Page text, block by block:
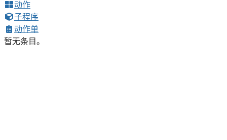
动作
子程序
动作单
暂无条目。